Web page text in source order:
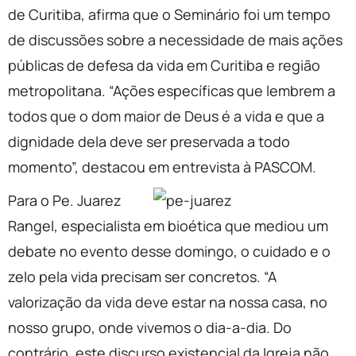
de Curitiba, afirma que o Seminário foi um tempo
de discussões sobre a necessidade de mais ações
públicas de defesa da vida em Curitiba e região
metropolitana. “Ações específicas que lembrem a
todos que o dom maior de Deus é a vida e que a
dignidade dela deve ser preservada a todo
momento”, destacou em entrevista à PASCOM.
Para o Pe. Juarez
Rangel, especialista em bioética que mediou um
debate no evento desse domingo, o cuidado e o
zelo pela vida precisam ser concretos. “A
valorização da vida deve estar na nossa casa, no
nosso grupo, onde vivemos o dia-a-dia. Do